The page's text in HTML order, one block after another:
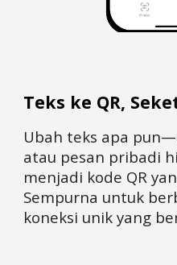
Teks ke QR,
Ubah teks apa
atau pesan pribadi
menjadi kode QR
Sempurna untuk
koneksi unik yang